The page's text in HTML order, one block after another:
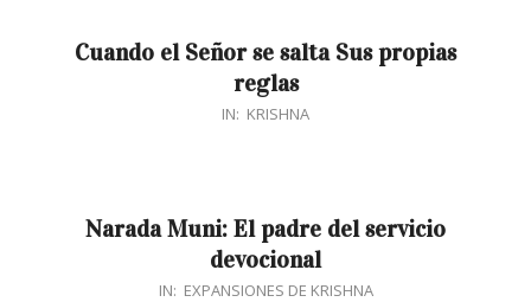
Cuando el Señor se salta Sus propias
reglas
IN: KRISHNA
Narada Muni: El padre del servicio
devocional
IN: EXPANSIONES DE KRISHNA